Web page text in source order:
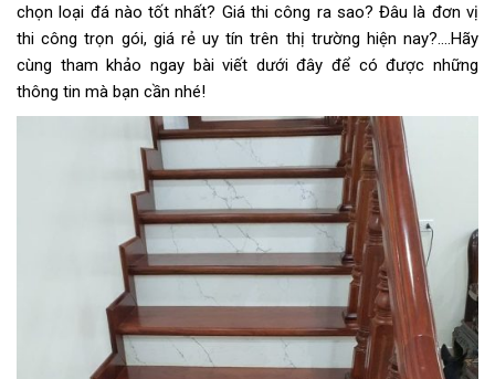
chọn loại đá nào tốt nhất? Giá thi công ra sao? Đâu là đơn vị
thi công trọn gói, giá rẻ uy tín trên thị trường hiện nay?….Hãy
cùng tham khảo ngay bài viết dưới đây để có được những
thông tin mà bạn cần nhé!